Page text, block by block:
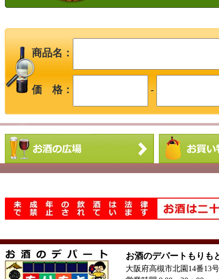
商品名：
価 格： -
お酒のデパートもりも
大阪府高槻市北園14番13